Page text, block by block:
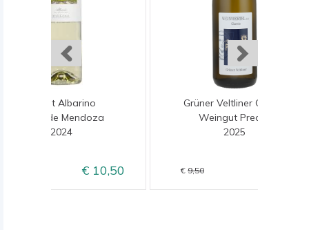
Fulget Albarino
Maior de Mendoza
2024
10,50
Grüner Veltliner Classic
Weingut Prechtl
2025
9,50